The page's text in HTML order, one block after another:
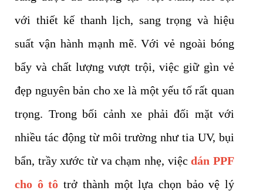
với thiết kế thanh lịch, sang trọng và hiệu
suất vận hành mạnh mẽ. Với vẻ ngoài bóng
bẩy và chất lượng vượt trội, việc giữ gìn vẻ
đẹp nguyên bản cho xe là một yếu tố rất quan
trọng. Trong bối cảnh xe phải đối mặt với
nhiều tác động từ môi trường như tia UV, bụi
bẩn, trầy xước từ va chạm nhẹ, việc dán PPF
cho ô tô trở thành một lựa chọn bảo vệ lý